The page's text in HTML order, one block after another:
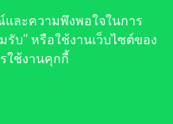
และความพึงพอใจในการ
บ” หรือใช้งานเว็บไซต์ของ
ใช้งานคุกกี้